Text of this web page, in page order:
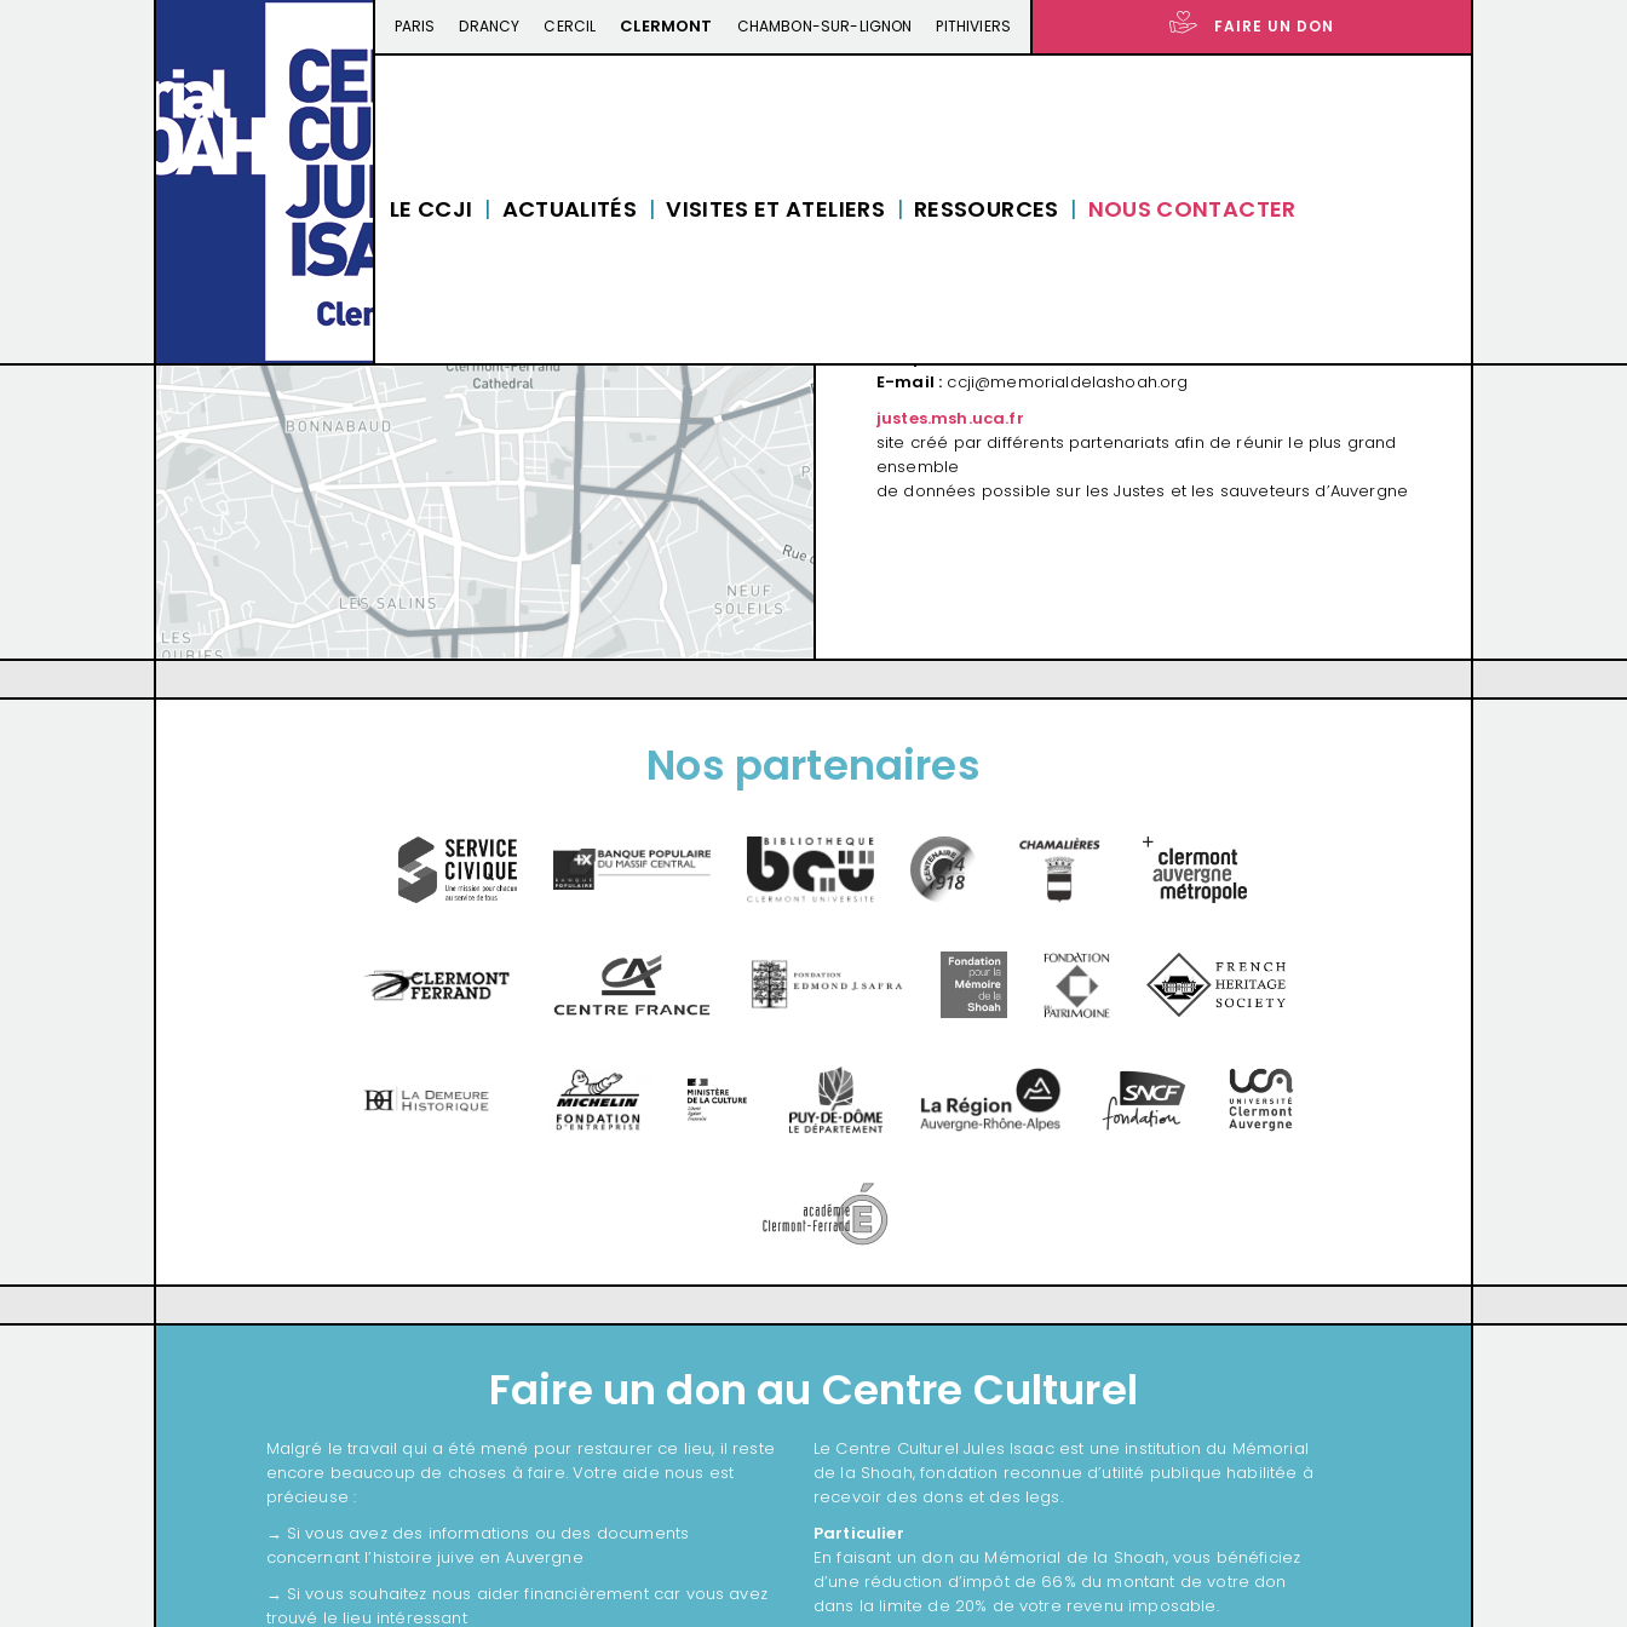
PARIS DRANCY CERCIL CLERMONT CHAMBON-SUR-LIGNON PITHIVIERS FAIRE UN DON
LE CCJI ACTUALITÉS VISITES ET ATELIERS RESSOURCES NOUS CONTACTER
Besoin d’informations ?
E-mail : ccji@memorialdelashoah.org
justes.msh.uca.fr
site créé par différents partenariats afin de réunir le plus grand
ensemble
de données possible sur les Justes et les sauveteurs d’Auvergne
Nos partenaires
Faire un don au Centre Culturel
Malgré le travail qui a été mené pour restaurer ce lieu, il reste
encore beaucoup de choses à faire. Votre aide nous est
précieuse :
→ Si vous avez des informations ou des documents
concernant l’histoire juive en Auvergne
→ Si vous souhaitez nous aider financièrement car vous avez
trouvé le lieu intéressant
Le Centre Culturel Jules Isaac est une institution du Mémorial
de la Shoah, fondation reconnue d’utilité publique habilitée à
recevoir des dons et des legs.
Particulier
En faisant un don au Mémorial de la Shoah, vous bénéficiez
d’une réduction d’impôt de 66% du montant de votre don
dans la limite de 20% de votre revenu imposable.